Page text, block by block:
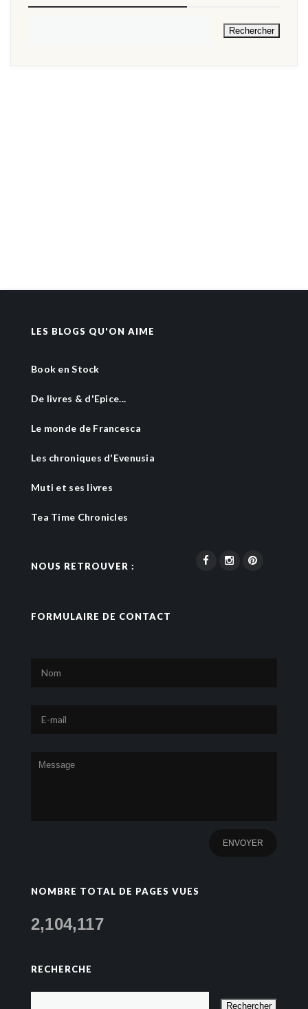
LES BLOGS QU'ON AIME
Book en Stock
De livres & d'Epice...
Le monde de Francesca
Les chroniques d'Evenusia
Muti et ses livres
Tea Time Chronicles
NOUS RETROUVER :
FORMULAIRE DE CONTACT
NOMBRE TOTAL DE PAGES VUES
2,104,117
RECHERCHE